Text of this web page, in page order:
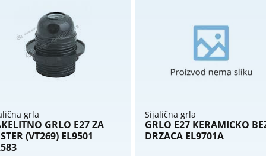
grla
GRLO E27 ZA
(VT269) EL9501
Sijalična grla
GRLO E27 KERAMICKO
DRZACA EL9701A